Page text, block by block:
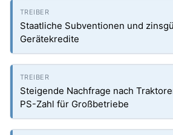
Staatliche Subventionen und
Gerätekredite
Steigende Nachfrage nach
PS-Zahl für Großbetriebe